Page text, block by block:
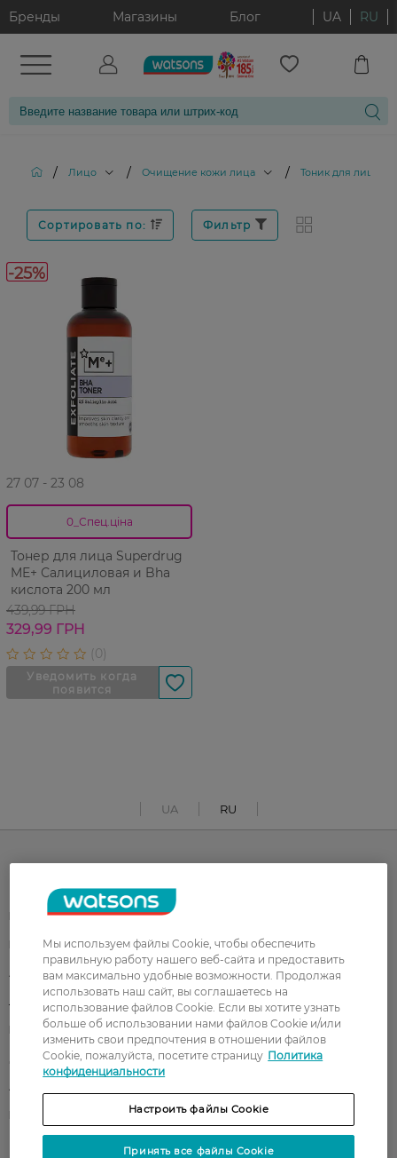
Бренды Магазины Блог UA RU
/ Лицо / Очищение кожи лица / Тоник для лица
Сортировать по: Фильтр
-25%
27 07 - 23 08
0_Спец.ціна
Тонер для лица Superdrug
ME+ Салициловая и Bha
кислота 200 мл
439,99 ГРН
329,99 ГРН
UA RU
Каталог
Корейская косметика
Парфюмерия Здоровье
Акции Макияж
Лицо Тело
Подарки Детям
Волосы
Аксессуары
Мы используем файлы Cookie, чтобы обеспечить
правильную работу нашего веб-сайта и предоставить
вам максимально удобные возможности. Продолжая
использовать наш сайт, вы соглашаетесь на
использование файлов Cookie. Если вы хотите узнать
больше об использовании нами файлов Cookie и/или
изменить свои предпочтения в отношении файлов
Cookie, пожалуйста, посетите страницу Политика
конфиденциальности
Настроить файлы Cookie
Принять все файлы Cookie